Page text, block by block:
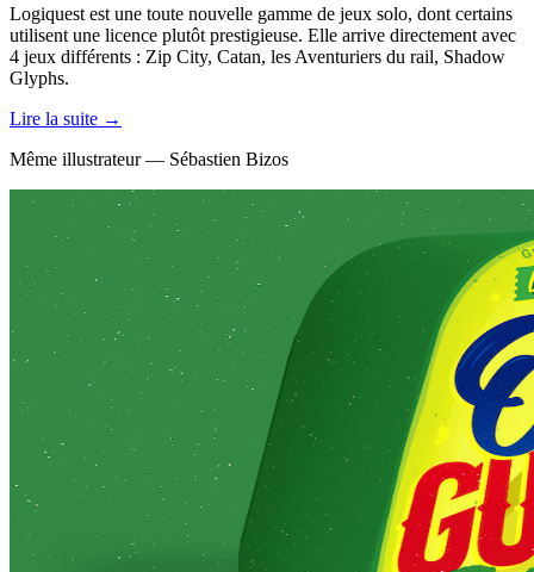
Logiquest est une toute nouvelle gamme de jeux solo, dont certains
utilisent une licence plutôt prestigieuse. Elle arrive directement avec
4 jeux différents : Zip City, Catan, les Aventuriers du rail, Shadow
Glyphs.
Lire la suite →
Même illustrateur — Sébastien Bizos